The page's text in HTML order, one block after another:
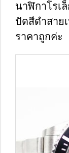
นาฬิกาโรเ
ปัดสีดำสาย
ราคาถูกค่ะ